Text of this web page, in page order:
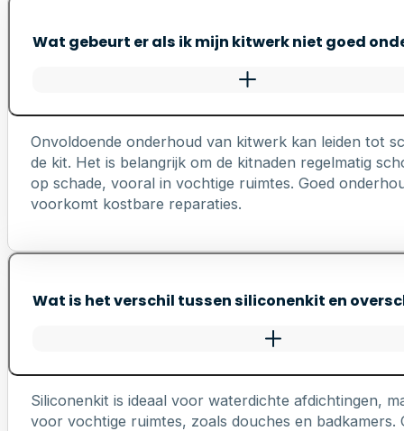
Wat gebeurt er als ik mijn kitwerk niet goed
Onvoldoende onderhoud van kitwerk kan leiden tot
de kit. Het is belangrijk om de kitnaden regelmatig
op schade, vooral in vochtige ruimtes. Goed
voorkomt kostbare reparaties.
Wat is het verschil tussen siliconenkit en
Siliconenkit is ideaal voor waterdichte afdichtingen,
voor vochtige ruimtes, zoals douches en badkamers.